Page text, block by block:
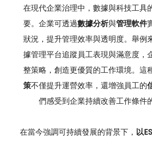
在現代企業治理中，數據與科技工具
要。企業可透過數據分析與管理軟件
狀況，提升管理效率與透明度。舉例
據管理平台追蹤員工表現與滿意度，
整策略，創造更優質的工作環境。這
策不僅提升運營效率，還增強員工的
們感受到企業持續改善工作條件
在當今強調可持續發展的背景下， 以